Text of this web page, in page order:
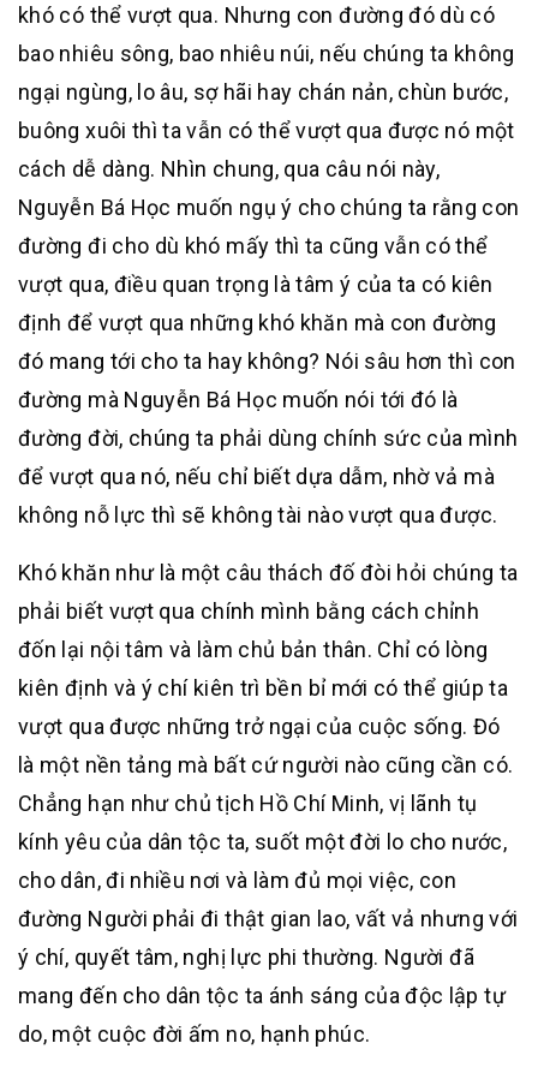
khó có thể vượt qua. Nhưng con đường đó dù có
bao nhiêu sông, bao nhiêu núi, nếu chúng ta không
ngại ngùng, lo âu, sợ hãi hay chán nản, chùn bước,
buông xuôi thì ta vẫn có thể vượt qua được nó một
cách dễ dàng. Nhìn chung, qua câu nói này,
Nguyễn Bá Học muốn ngụ ý cho chúng ta rằng con
đường đi cho dù khó mấy thì ta cũng vẫn có thể
vượt qua, điều quan trọng là tâm ý của ta có kiên
định để vượt qua những khó khăn mà con đường
đó mang tới cho ta hay không? Nói sâu hơn thì con
đường mà Nguyễn Bá Học muốn nói tới đó là
đường đời, chúng ta phải dùng chính sức của mình
để vượt qua nó, nếu chỉ biết dựa dẫm, nhờ vả mà
không nỗ lực thì sẽ không tài nào vượt qua được.
Khó khăn như là một câu thách đố đòi hỏi chúng ta
phải biết vượt qua chính mình bằng cách chỉnh
đốn lại nội tâm và làm chủ bản thân. Chỉ có lòng
kiên định và ý chí kiên trì bền bỉ mới có thể giúp ta
vượt qua được những trở ngại của cuộc sống. Đó
là một nền tảng mà bất cứ người nào cũng cần có.
Chẳng hạn như chủ tịch Hồ Chí Minh, vị lãnh tụ
kính yêu của dân tộc ta, suốt một đời lo cho nước,
cho dân, đi nhiều nơi và làm đủ mọi việc, con
đường Người phải đi thật gian lao, vất vả nhưng với
ý chí, quyết tâm, nghị lực phi thường. Người đã
mang đến cho dân tộc ta ánh sáng của độc lập tự
do, một cuộc đời ấm no, hạnh phúc.